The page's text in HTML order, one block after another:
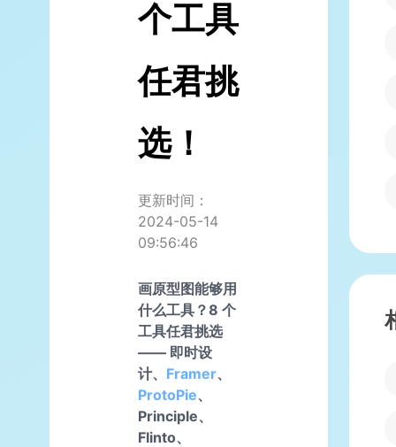
个工具
任君挑
选！
更新时间：
2024-05-14
09:56:46
画原型图能够用
什么工具？8 个
工具任君挑选
—— 即时设
计、 Framer、
ProtoPie、
Principle、
Flinto、